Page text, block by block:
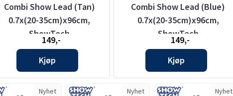
Combi Show Lead (Tan)
0.7x(20-35cm)x96cm,
ShowTech
149,-
Kjøp
Combi Show Lead (Blue)
0.7x(20-35cm)x96cm,
ShowTech
149,-
Kjøp
Nyhet Nyhet Nyhet